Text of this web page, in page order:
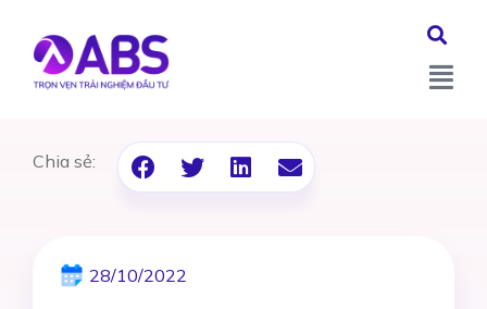
Chia sẻ:
28/10/2022